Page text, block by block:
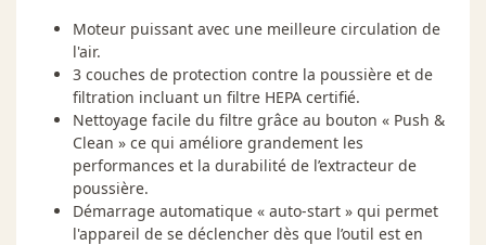
Moteur puissant avec une meilleure circulation de
l'air.
3 couches de protection contre la poussière et de
filtration incluant un filtre HEPA certifié.
Nettoyage facile du filtre grâce au bouton « Push &
Clean » ce qui améliore grandement les
performances et la durabilité de l’extracteur de
poussière.
Démarrage automatique « auto-start » qui permet
l'appareil de se déclencher dès que l’outil est en